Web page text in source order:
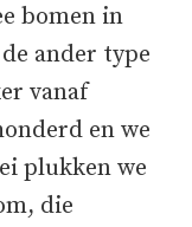
bomen in
ander type
vanaf
en we
plukken we
die